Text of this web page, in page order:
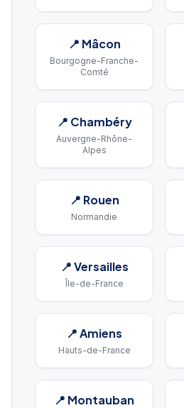
📍 Mâcon
Bourgogne-Franche-
Comté
📍 Chambéry
Auvergne-Rhône-
Alpes
📍 Rouen
Normandie
📍Versailles
Île-de-France
📍Amiens
Hauts-de-France
📍 Montauban